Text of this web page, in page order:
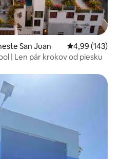
San Juan Priemerné
4,99 (143)
| Len pár krokov od piesku